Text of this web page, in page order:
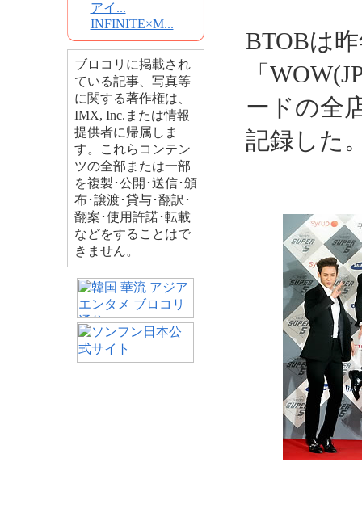
アイ...
INFINITE×M...
ブロコリに掲載され
ている記事、写真等
に関する著作権は、
IMX, Inc.または情報
提供者に帰属しま
す。これらコンテン
ツの全部または一部
を複製･公開･送信･頒
布･譲渡･貸与･翻訳･
翻案･使用許諾･転載
などをすることはで
きません。
BTOBは
「
ードの全
記録した